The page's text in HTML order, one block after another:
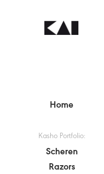
Home
Kasho Portfolio:
Scheren
Razors